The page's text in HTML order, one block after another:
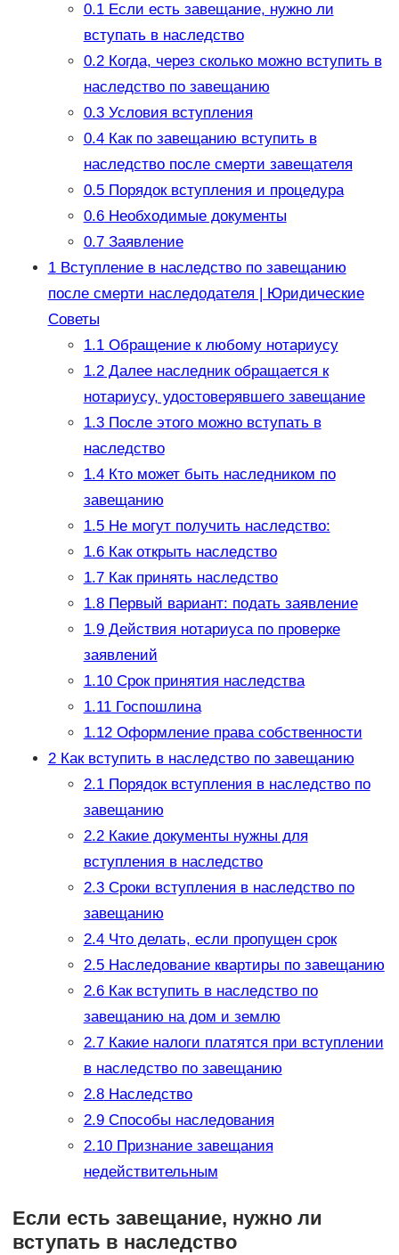
0.1Если есть завещание, нужно ли
вступать в наследство
0.2Когда, через сколько можно вступить в
наследство по завещанию
0.3Условия вступления
0.4Как по завещанию вступить в
наследство после смерти завещателя
0.5Порядок вступления и процедура
0.6Необходимые документы
0.7Заявление
1Вступление в наследство по завещанию
после смерти наследодателя | Юридические
Советы
1.1Обращение к любому нотариусу
1.2Далее наследник обращается к
нотариусу, удостоверявшего завещание
1.3После этого можно вступать в
наследство
1.4Кто может быть наследником по
завещанию
1.5Не могут получить наследство:
1.6Как открыть наследство
1.7Как принять наследство
1.8Первый вариант: подать заявление
1.9Действия нотариуса по проверке
заявлений
1.10Срок принятия наследства
1.11Госпошлина
1.12Оформление права собственности
2Как вступить в наследство по завещанию
2.1Порядок вступления в наследство по
завещанию
2.2Какие документы нужны для
вступления в наследство
2.3Сроки вступления в наследство по
завещанию
2.4Что делать, если пропущен срок
2.5Наследование квартиры по завещанию
2.6Как вступить в наследство по
завещанию на дом и землю
2.7Какие налоги платятся при вступлении
в наследство по завещанию
2.8Наследство
2.9Способы наследования
2.10Признание завещания
недействительным
Если есть завещание, нужно ли
вступать в наследство